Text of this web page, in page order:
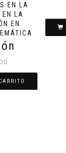
EN LA
EN LA
EN